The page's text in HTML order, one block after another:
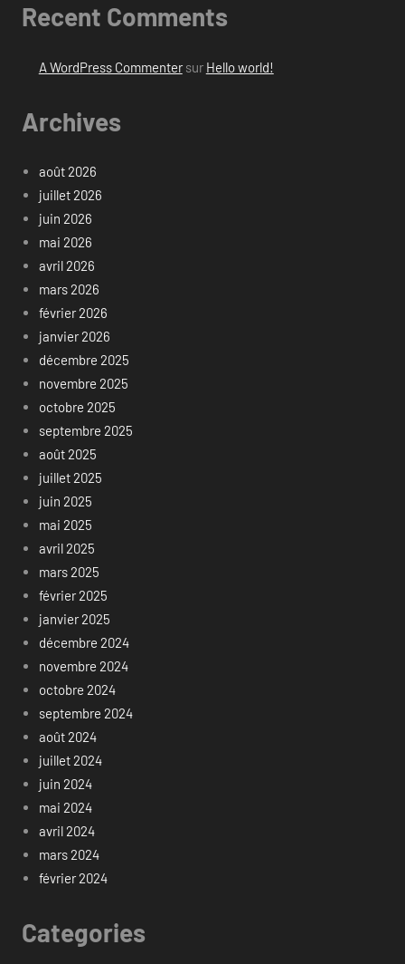
Recent Comments
A WordPress Commentersur Hello world!
Archives
août 2026
juillet 2026
juin 2026
mai 2026
avril 2026
mars 2026
février 2026
janvier 2026
décembre 2025
novembre 2025
octobre 2025
septembre 2025
août 2025
juillet 2025
juin 2025
mai 2025
avril 2025
mars 2025
février 2025
janvier 2025
décembre 2024
novembre 2024
octobre 2024
septembre 2024
août 2024
juillet 2024
juin 2024
mai 2024
avril 2024
mars 2024
février 2024
Categories